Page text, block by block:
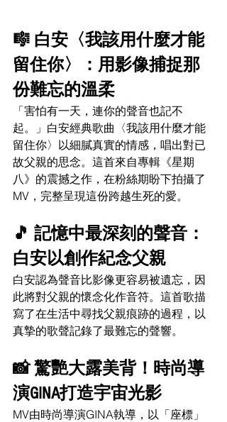
🎼 白安〈我該用什麼才能
留住你〉：用影像捕捉那
份難忘的溫柔
「害怕有一天，連你的聲音也記不
起。」白安經典歌曲〈我該用什麼才能
留住你〉以細膩真實的情感，唱出對已
故父親的思念。這首來自專輯《星期
八》的震撼之作，在粉絲期盼下拍攝了
MV，完整呈現這份跨越生死的愛。
🎵 記憶中最深刻的聲音：
白安以創作紀念父親
白安認為聲音比影像更容易被遺忘，因
此將對父親的懷念化作音符。這首歌描
寫了在生活中尋找父親痕跡的過程，以
真摯的歌聲記錄了最難忘的聲響。
📸 驚艷大露美背！時尚導
演GINA打造宇宙光影
MV由時尚導演GINA執導，以「座標」